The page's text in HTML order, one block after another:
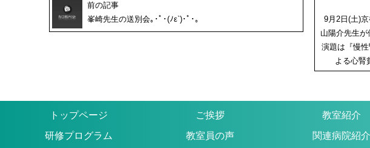
前の記事
峯崎先生の送別会｡･ﾟ･(ﾉε`)･ﾟ･｡
9月2日(土)
山陽介先生
演題は『慢
よる心腎
トップページ ご挨拶 教室紹介
研修プログラム 教室員の声 関連病院紹介